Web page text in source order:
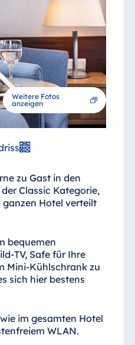
Weitere Fotos
anzeigen
zu Gast in den
Classic Kategorie,
ganzen Hotel verteilt
bequemen
TV, Safe für Ihre
Mini-Kühlschrank zu
sich hier bestens
im gesamten Hotel
WLAN.